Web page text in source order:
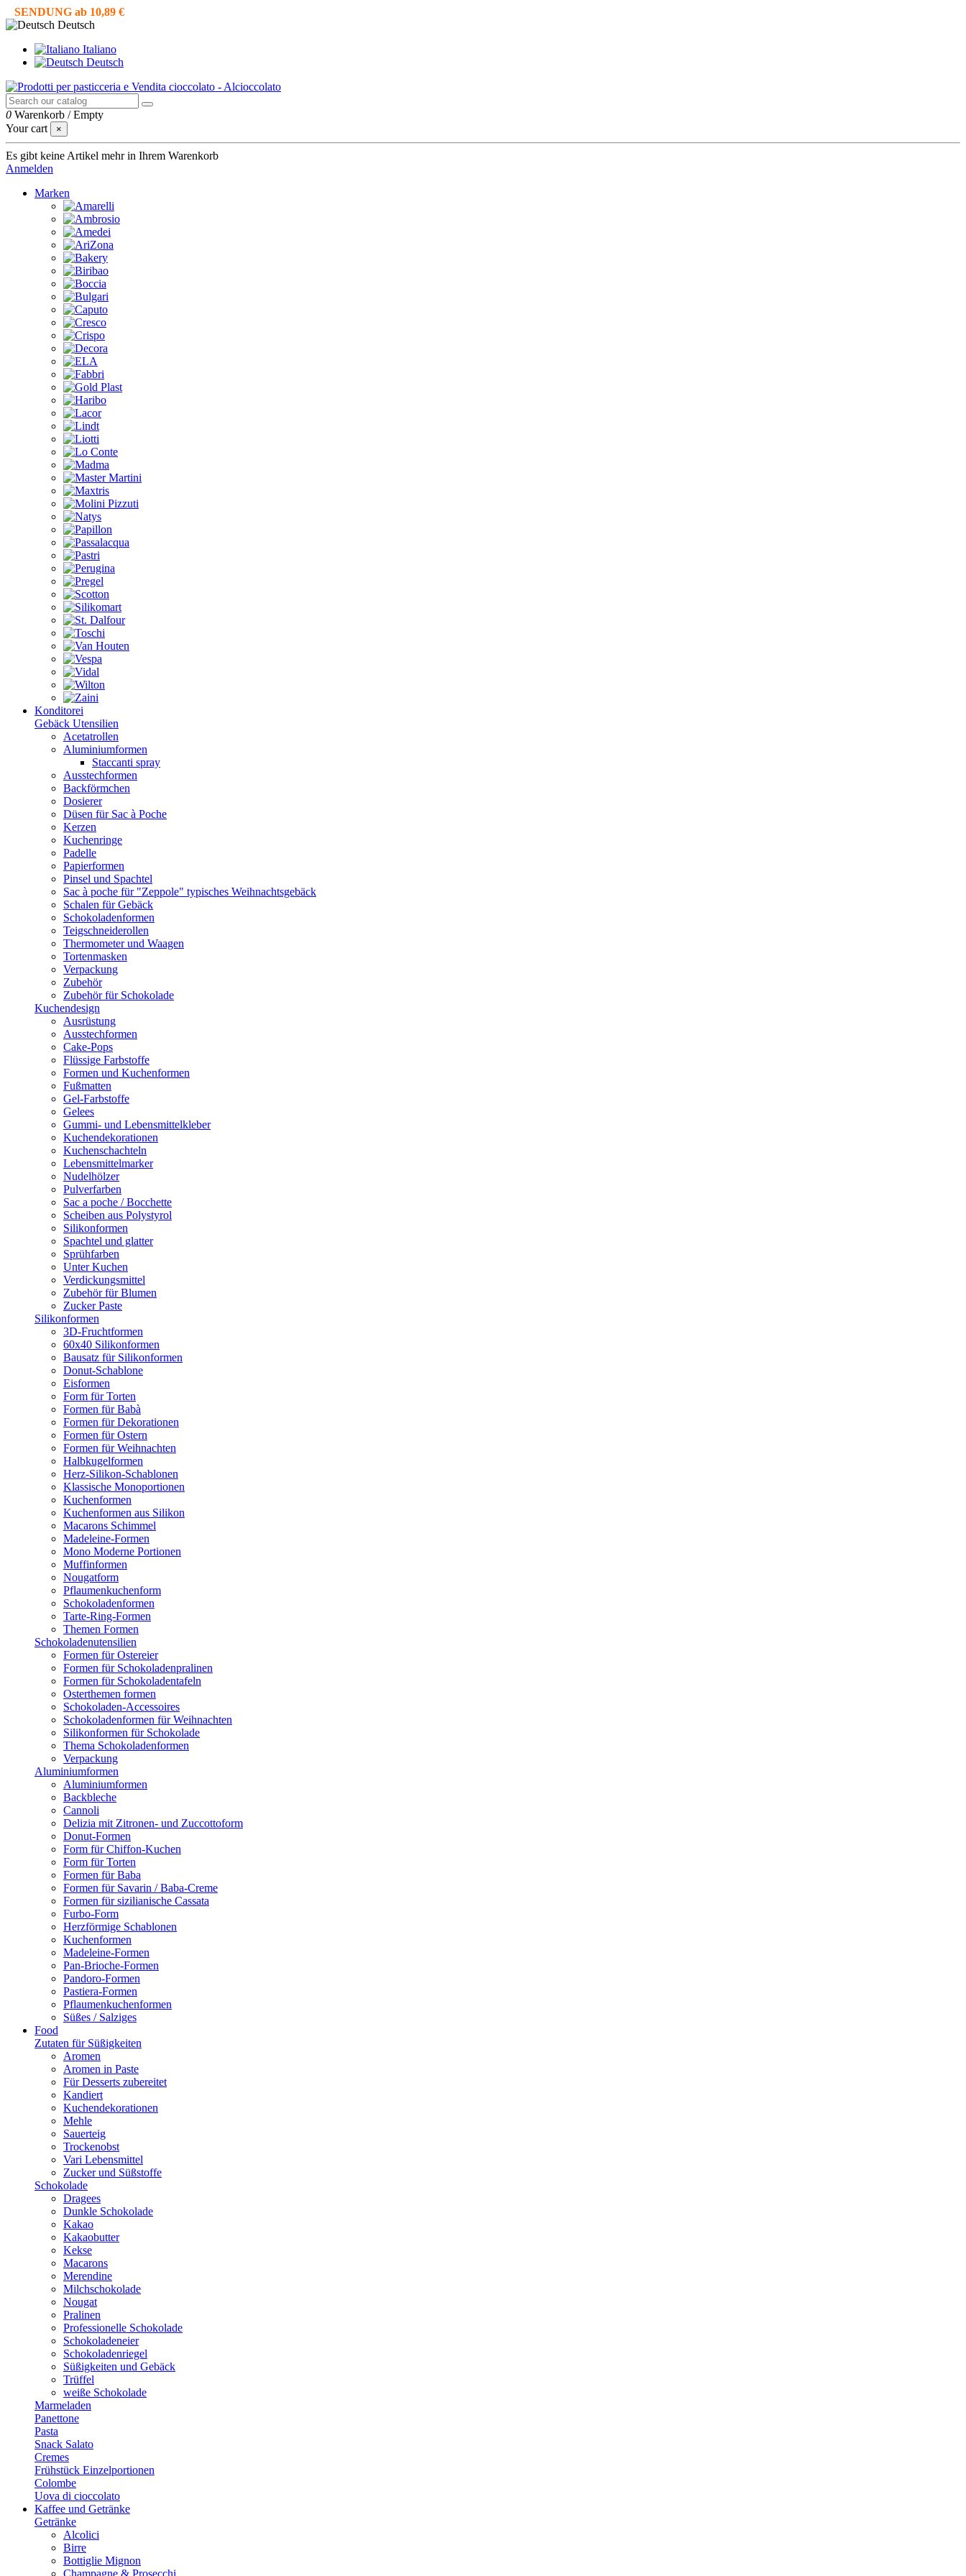
SENDUNG ab 10,89 €
Deutsch
Italiano
Deutsch
0 Warenkorb /Empty
Your cart
×
Es gibt keine Artikel mehr in Ihrem Warenkorb
Anmelden
Marken
Konditorei
Gebäck Utensilien
Acetatrollen
Aluminiumformen
Staccanti spray
Ausstechformen
Backförmchen
Dosierer
Düsen für Sac à Poche
Kerzen
Kuchenringe
Padelle
Papierformen
Pinsel und Spachtel
Sac à poche für "Zeppole" typisches Weihnachtsgebäck
Schalen für Gebäck
Schokoladenformen
Teigschneiderollen
Thermometer und Waagen
Tortenmasken
Verpackung
Zubehör
Zubehör für Schokolade
Kuchendesign
Ausrüstung
Ausstechformen
Cake-Pops
Flüssige Farbstoffe
Formen und Kuchenformen
Fußmatten
Gel-Farbstoffe
Gelees
Gummi- und Lebensmittelkleber
Kuchendekorationen
Kuchenschachteln
Lebensmittelmarker
Nudelhölzer
Pulverfarben
Sac a poche / Bocchette
Scheiben aus Polystyrol
Silikonformen
Spachtel und glatter
Sprühfarben
Unter Kuchen
Verdickungsmittel
Zubehör für Blumen
Zucker Paste
Silikonformen
3D-Fruchtformen
60x40 Silikonformen
Bausatz für Silikonformen
Donut-Schablone
Eisformen
Form für Torten
Formen für Babà
Formen für Dekorationen
Formen für Ostern
Formen für Weihnachten
Halbkugelformen
Herz-Silikon-Schablonen
Klassische Monoportionen
Kuchenformen
Kuchenformen aus Silikon
Macarons Schimmel
Madeleine-Formen
Mono Moderne Portionen
Muffinformen
Nougatform
Pflaumenkuchenform
Schokoladenformen
Tarte-Ring-Formen
Themen Formen
Schokoladenutensilien
Formen für Ostereier
Formen für Schokoladenpralinen
Formen für Schokoladentafeln
Osterthemen formen
Schokoladen-Accessoires
Schokoladenformen für Weihnachten
Silikonformen für Schokolade
Thema Schokoladenformen
Verpackung
Aluminiumformen
Aluminiumformen
Backbleche
Cannoli
Delizia mit Zitronen- und Zuccottoform
Donut-Formen
Form für Chiffon-Kuchen
Form für Torten
Formen für Baba
Formen für Savarin / Baba-Creme
Formen für sizilianische Cassata
Furbo-Form
Herzförmige Schablonen
Kuchenformen
Madeleine-Formen
Pan-Brioche-Formen
Pandoro-Formen
Pastiera-Formen
Pflaumenkuchenformen
Süßes / Salziges
Food
Zutaten für Süßigkeiten
Aromen
Aromen in Paste
Für Desserts zubereitet
Kandiert
Kuchendekorationen
Mehle
Sauerteig
Trockenobst
Vari Lebensmittel
Zucker und Süßstoffe
Schokolade
Dragees
Dunkle Schokolade
Kakao
Kakaobutter
Kekse
Macarons
Merendine
Milchschokolade
Nougat
Pralinen
Professionelle Schokolade
Schokoladeneier
Schokoladenriegel
Süßigkeiten und Gebäck
Trüffel
weiße Schokolade
Marmeladen
Panettone
Pasta
Snack Salato
Cremes
Frühstück Einzelportionen
Colombe
Uova di cioccolato
Kaffee und Getränke
Getränke
Alcolici
Birre
Bottiglie Mignon
Champagne & Prosecchi